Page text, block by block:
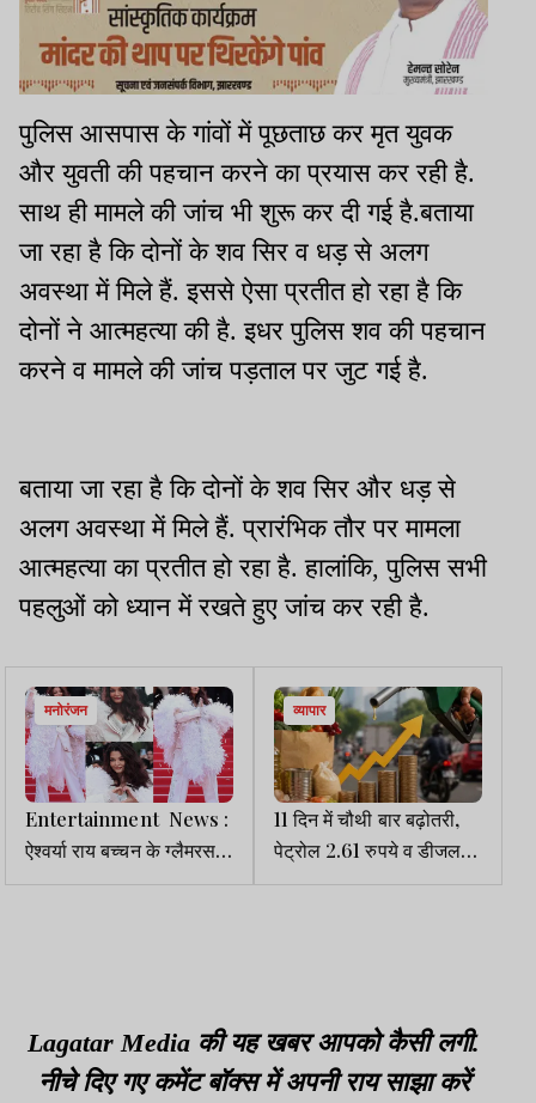
पुलिस आसपास के गांवों में पूछताछ कर मृत युवक
और युवती की पहचान करने का प्रयास कर रही है.
साथ ही मामले की जांच भी शुरू कर दी गई है.बताया
जा रहा है कि दोनों के शव सिर व धड़ से अलग
अवस्था में मिले हैं. इससे ऐसा प्रतीत हो रहा है कि
दोनों ने आत्महत्या की है. इधर पुलिस शव की पहचान
करने व मामले की जांच पड़ताल पर जुट गई है.
बताया जा रहा है कि दोनों के शव सिर और धड़ से
अलग अवस्था में मिले हैं. प्रारंभिक तौर पर मामला
आत्महत्या का प्रतीत हो रहा है. हालांकि, पुलिस सभी
पहलुओं को ध्यान में रखते हुए जांच कर रही है.
मनोरंजन
Entertainment News :
ऐश्वर्या राय बच्चन के ग्लैमरस
कान्स फिनाले लुक ने बढ़ाया
व्यापार
11 दिन में चौथी बार बढ़ोतरी,
पेट्रोल 2.61 रुपये व डीजल
2.71 रुपये महंगा
Lagatar Media की यह खबर आपको कैसी लगी.
नीचे दिए गए कमेंट बॉक्स में अपनी राय साझा करें